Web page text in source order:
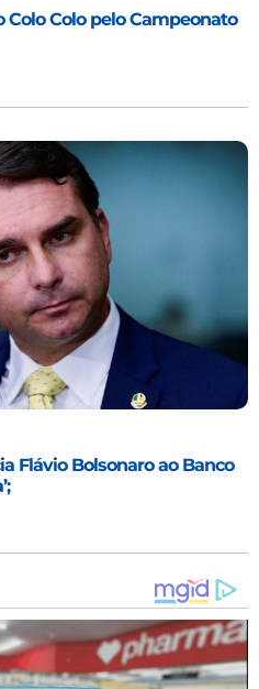
Colo Colo pelo Campeonato
Flávio Bolsonaro ao Banco